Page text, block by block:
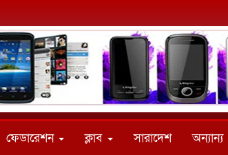
ফেডারেশন ক্লাব সারাদেশ অন্যান্য